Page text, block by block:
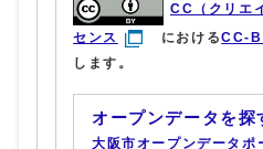
CC（クリエ
センス
におけるCC-
します。
オープンデータを探
大阪市オープンデータポ